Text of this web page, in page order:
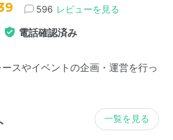
596 レビューを見る
電話確認済み
スやイベントの企画・運営を行っ
一覧を見る